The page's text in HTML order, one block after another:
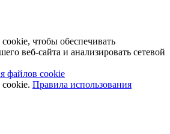
чтобы обеспечивать
веб-сайта и анализировать сетевой
файлов cookie
Правила использования